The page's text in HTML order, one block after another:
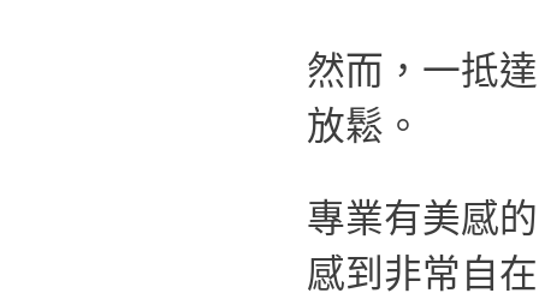
然而，一抵
放鬆。
專業有美感
感到非常自